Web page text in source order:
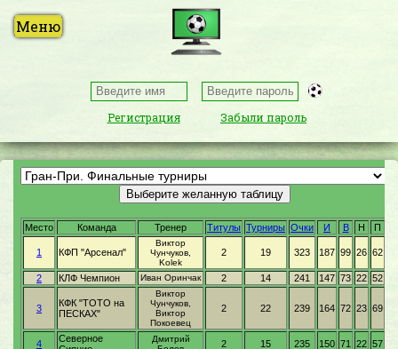
Регистрация Забыли пароль